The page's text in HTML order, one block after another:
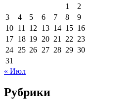
1
2
3
4 5 6 7 8
9
10 11 12 13 14 15 16
17 18 19 20 21 22 23
24 25 26 27 28 29 30
31
« Июл
Рубрики